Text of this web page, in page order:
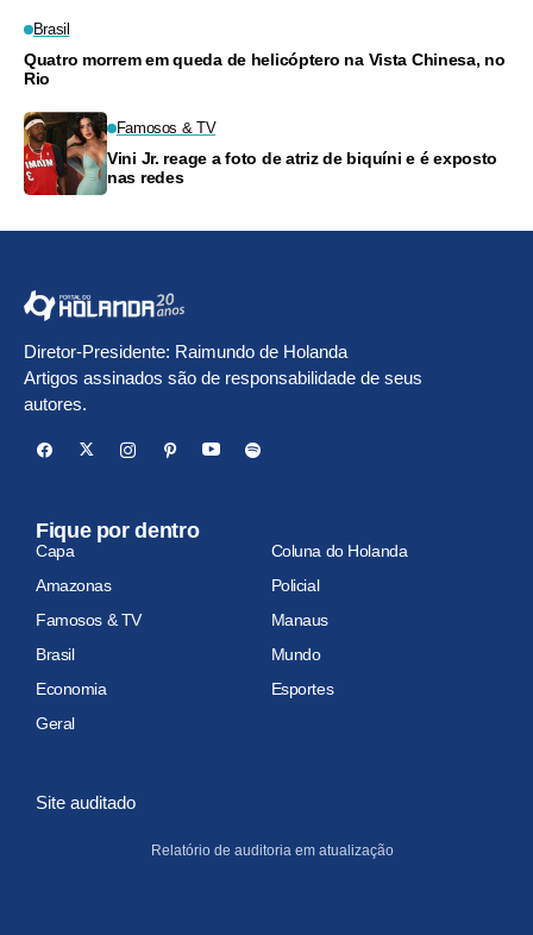
Brasil
Quatro morrem em queda de helicóptero na Vista Chinesa, no
Rio
Famosos & TV
Vini Jr. reage a foto de atriz de biquíni e é exposto
nas redes
Diretor-Presidente: Raimundo de Holanda
Artigos assinados são de responsabilidade de seus
autores.
Fique por dentro
Capa
Coluna do Holanda
Amazonas
Policial
Famosos & TV
Manaus
Brasil
Mundo
Economia
Esportes
Geral
Site auditado
Relatório de auditoria em atualização